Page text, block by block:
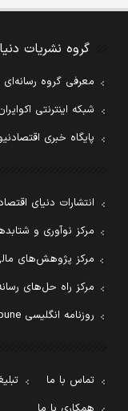
گروه نشریات
معرفی گروه رسانه‌ای
شبکه اینترنتی
پایگاه خبری
انتشارات دنیای
مرکز نوآوری و
مرکز پژوهش‌های
مرکز راه حل‌های
روزنامه انگلیسی Financial Tribune
تماس با ما